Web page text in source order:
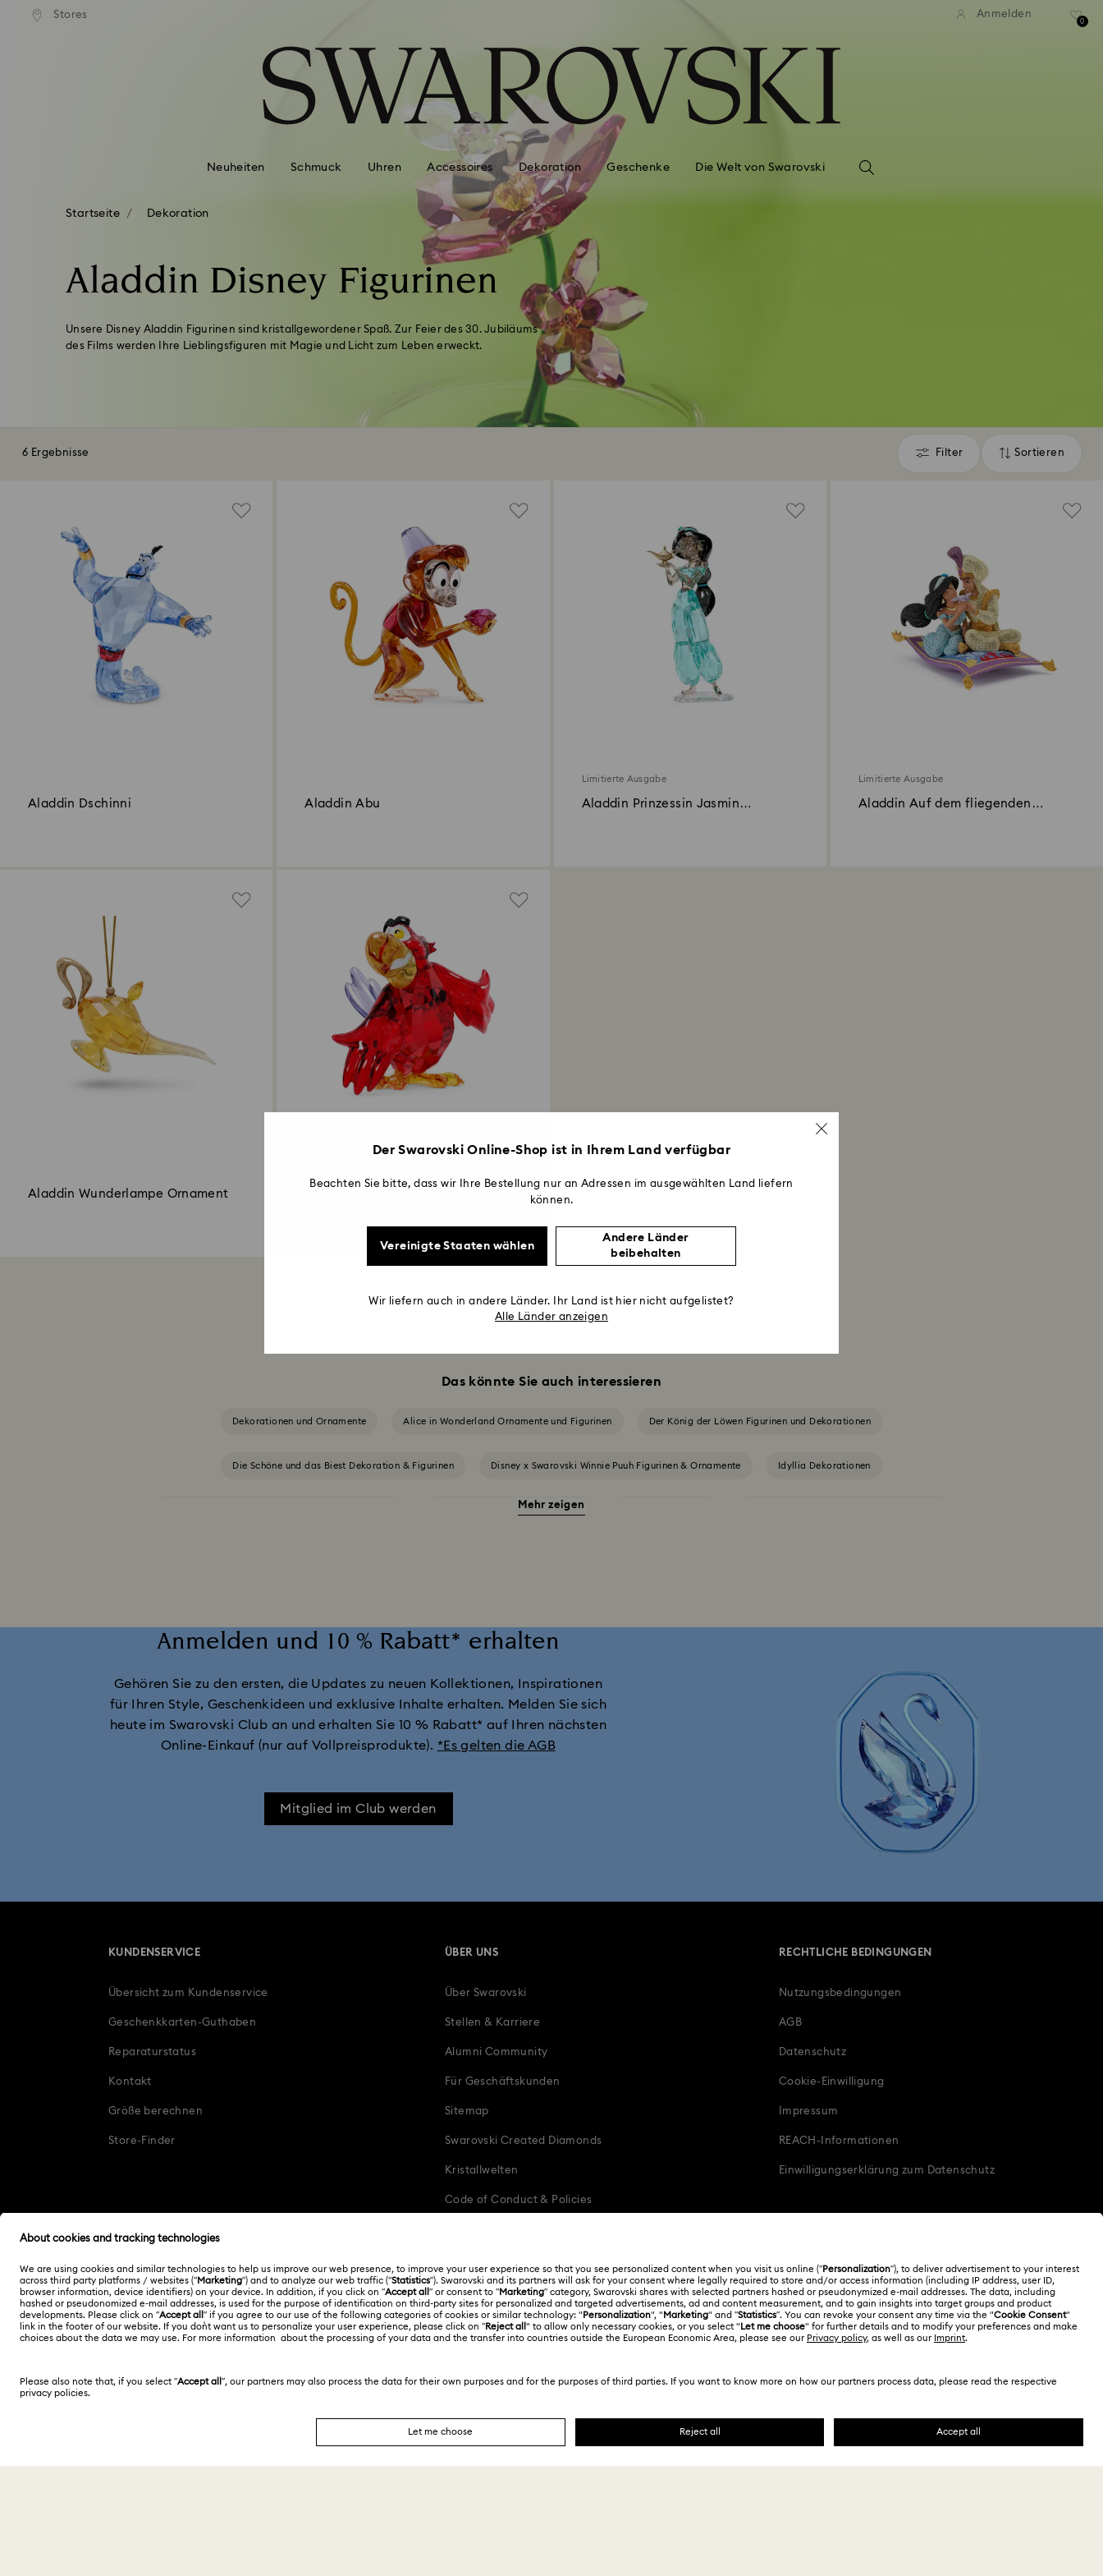
Liste Tastaturkürzel
Stores Anmelden
0
Neuheiten Schmuck Uhren Accessoires Dekoration Geschenke Die Welt von Swarovski
Startseite Dekoration
Aladdin Disney Figurinen
Unsere Disney Aladdin Figurinen sind kristallgewordener Spaß. Zur Feier des 30. Jubiläums
des Films werden Ihre Lieblingsfiguren mit Magie und Licht zum Leben erweckt.
6 Ergebnisse Filter
Filter Sortieren
Sortieren
Aladdin Dschinni Aladdin Abu
Limitierte Ausgabe
Aladdin Prinzessin Jasmin
Limitierte Ausgabe
Aladdin Auf dem fliegenden
Aladdin Wunderlampe Ornament
Das könnte Sie auch interessieren
Dekorationen und Ornamente Alice in Wonderland Ornamente und Figurinen Der König der Löwen Figurinen und Dekorationen
Die Schöne und das Biest Dekoration & Figurinen Disney x Swarovski Winnie Puuh Figurinen & Ornamente Idyllia Dekorationen
Shrek Dekorationen und Figurinen
Schneemann-Dekorationen und -Ornamente Stern Deko & Schmuck Weihnachtsbaumkugeln
Mehr zeigen
Anmelden und 10 % Rabatt* erhalten
Gehören Sie zu den ersten, die Updates zu neuen Kollektionen, Inspirationen
für Ihren Style, Geschenkideen und exklusive Inhalte erhalten. Melden Sie sich
heute im Swarovski Club an und erhalten Sie 10 % Rabatt* auf Ihren nächsten
Online-Einkauf (nur auf Vollpreisprodukte). *Es gelten die AGB
Mitglied im Club werden
KUNDENSERVICE
Übersicht zum Kundenservice
Geschenkkarten-Guthaben
Reparaturstatus
Kontakt
Größe berechnen
Store-Finder
ÜBER UNS
Über Swarovski
Stellen & Karriere
Alumni Community
Für Geschäftskunden
Sitemap
Swarovski Created Diamonds
Kristallwelten
Code of Conduct & Policies
RECHTLICHE BEDINGUNGEN
Nutzungsbedingungen
AGB
Datenschutz
Cookie-Einwilligung
Impressum
REACH-Informationen
Einwilligungserklärung zum Datenschutz
Andere Länder English Deutsch Español Français
Copyright ⓒ 2026 Swarovski. Alle Rechte
vorbehalten.
Der Swarovski Online-Shop ist in Ihrem Land verfügbar
Beachten Sie bitte, dass wir Ihre Bestellung nur an Adressen im ausgewählten Land liefern
können.
Vereinigte Staaten wählen
Andere Länder
beibehalten
Wir liefern auch in andere Länder. Ihr Land ist hier nicht aufgelistet?
Alle Länder anzeigen